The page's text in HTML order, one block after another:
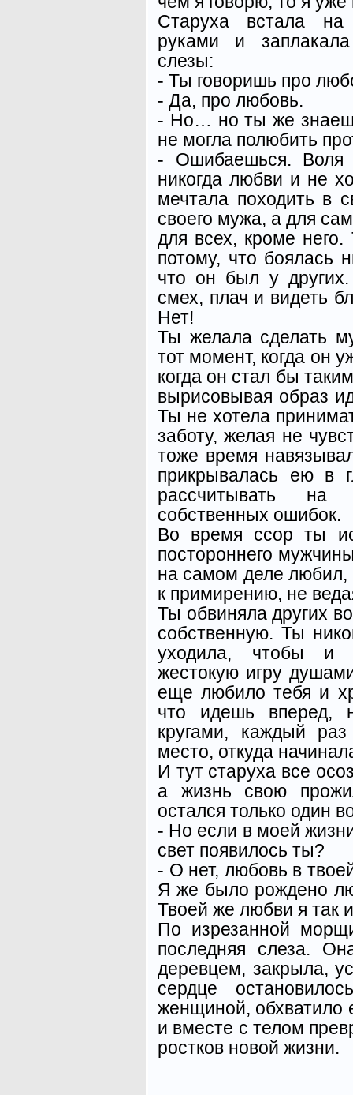
Старуха встала на
руками и
слезы:
- Ты говоришь про
- Да, про любовь.
- Но… но ты же
не могла полюбить
- Ошибаешься.
никогда любви и не
мечтала походить в
своего мужа, а для
для всех, кроме
потому, что боялась
что он был у
смех, плач и видеть
Нет!
Ты желала сделать
тот момент, когда он
когда он стал бы
вырисовывая образ
Ты не хотела
заботу, желая не
тоже время
прикрывалась ею в
рассчитывать
собственных ошибок.
Во время ссор ты
постороннего
на самом деле любил,
к примирению, не
Ты обвиняла других
собственную. Ты
уходила, чтобы и
жестокую игру
еще любило тебя и
что идешь вперед,
кругами, каждый
место, откуда
И тут старуха все
а жизнь свою
остался только один
- Но если в моей
свет появилось ты?
- О нет, любовь в
Я же было рождено
Твоей же любви я так
По изрезанной
последняя слеза.
деревцем, закрыла,
сердце
женщиной,
и вместе с телом
ростков новой жизни.